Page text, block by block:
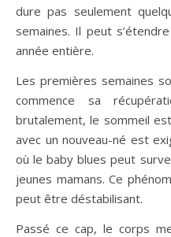
dure pas seulement
semaines. Il peut
année entière.
Les premières semaines
commence sa
brutalement, le sommeil
avec un nouveau-né est
où le baby blues peut
jeunes mamans. Ce
peut être déstabilisant.
Passé ce cap, le corps